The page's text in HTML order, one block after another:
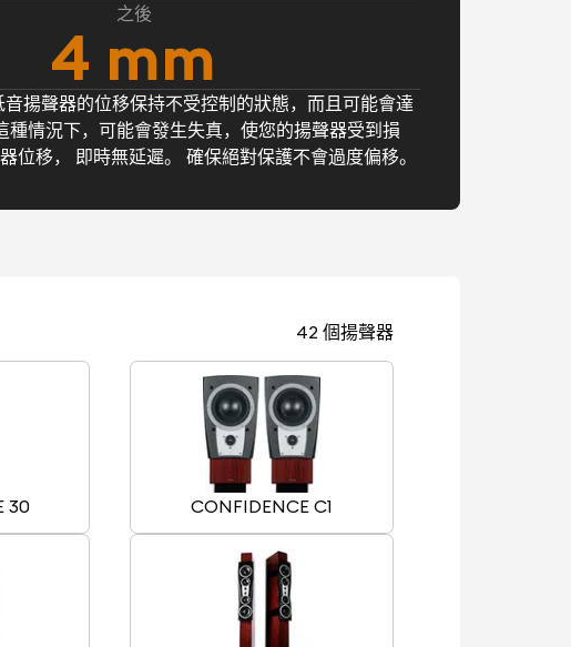
之後
4 mm
揚聲器的位移保持不受控制的狀態，而且可能會達
種情況下，可能會發生失真，使您的揚聲器受到損
位移， 即時無延遲。 確保絕對保護不會過度偏移。
42 個揚聲器
30 CONFIDENCE C1